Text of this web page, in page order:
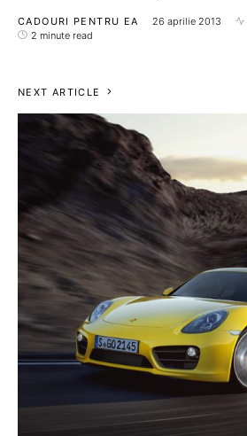
CADOURI PENTRU EA 26 aprilie 2013
2 minute read
NEXT ARTICLE